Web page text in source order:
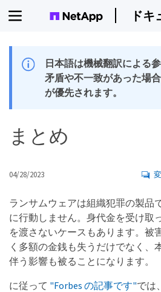
ドキ
日本語は機械翻訳による
矛盾や不一致があった場
が優先されます。
まとめ
04/28/2023
ランサムウェアは組織犯罪の製品
に行動しません。身代金を受け取
を渡さないケースもあります。被
く多額の金銭も失うだけでなく、
伴う影響も被ることになります。
に従って "Forbes の記事です"では